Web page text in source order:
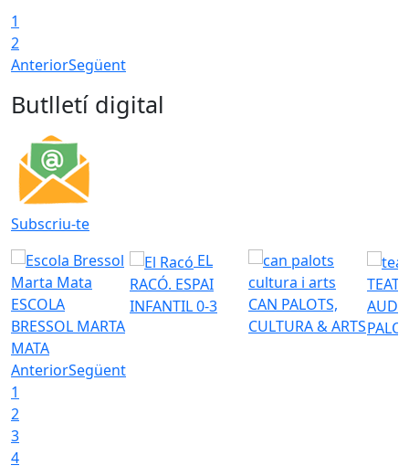
1
2
AnteriorSegüent
Butlletí digital
Subscriu-te
ESCOLA
BRESSOL MARTA
MATA
EL
RACÓ. ESPAI
INFANTIL 0-3
CAN PALOTS,
CULTURA & ARTS
AnteriorSegüent
1
2
3
4